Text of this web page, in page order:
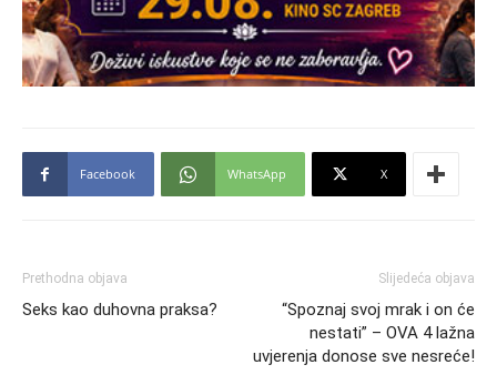
Facebook WhatsApp X
Prethodna objava
Seks kao duhovna praksa?
Slijedeća objava
“Spoznaj svoj mrak i on će
nestati” – OVA 4 lažna
uvjerenja donose sve nesreće!